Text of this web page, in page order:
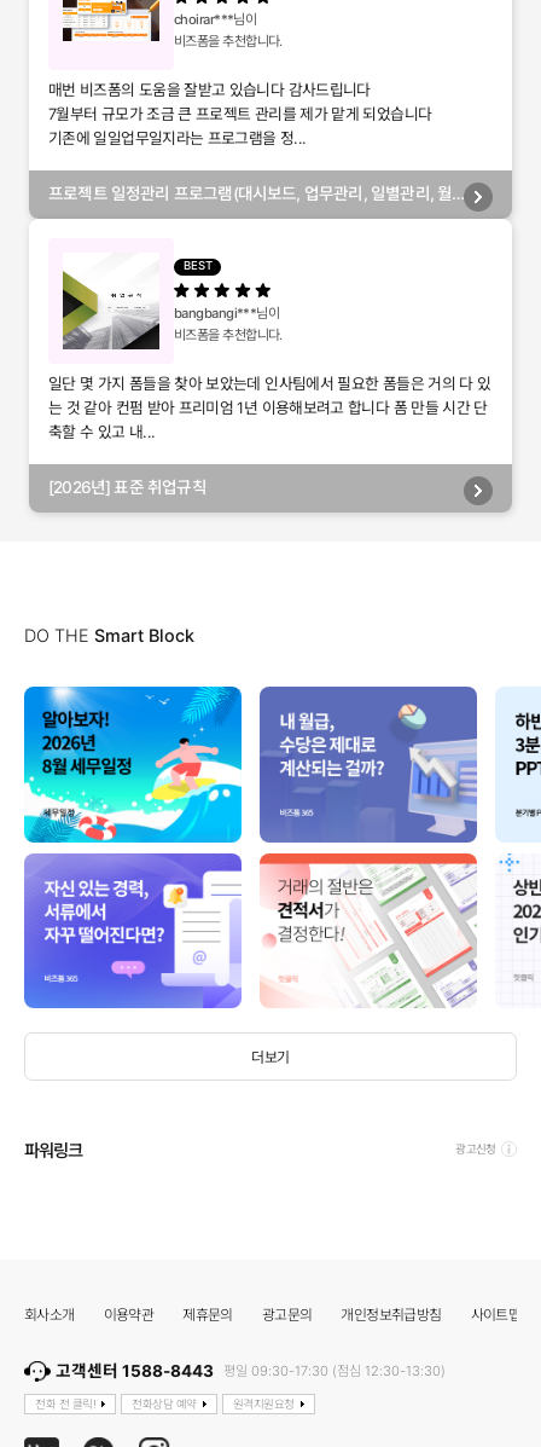
choirar***님이
비즈폼을 추천합니다.
매번 비즈폼의 도움을 잘받고 있습니다 감사드립니다
7월부터 규모가 조금 큰 프로젝트 관리를 제가 맡게 되었습니다
기존에 일일업무일지라는 프로그램을 정...
프로젝트 일정관리 프로그램(대시보드, 업무관리, 일별관리, 월
BEST
bangbangi***님이
비즈폼을 추천합니다.
일단 몇 가지 폼들을 찾아 보았는데 인사팀에서 필요한 폼들은 거의 다 있
는 것 같아 컨펌 받아 프리미엄 1년 이용해보려고 합니다 폼 만들 시간 단
축할 수 있고 내...
[2026년] 표준 취업규칙
DO THE Smart Block
더보기
파워링크 광고신청
회사소개 이용약관 제휴문의 광고문의 개인정보취급방침 사이트맵
고객센터 1588-8443 평일 09:30-17:30 (점심 12:30-13:30)
전화 전 클릭! 전화상담 예약 원격지원요청